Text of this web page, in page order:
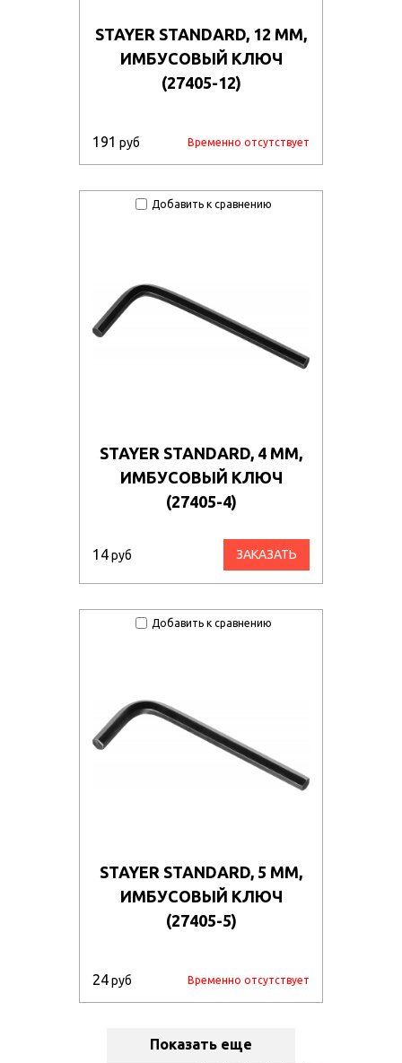
STAYER STANDARD, 12 ММ,
ИМБУСОВЫЙ КЛЮЧ
(27405-12)
191 руб Временно отсутствует
Добавить к сравнению
STAYER STANDARD, 4 ММ,
ИМБУСОВЫЙ КЛЮЧ
(27405-4)
14руб ЗАКАЗАТЬ
Добавить к сравнению
STAYER STANDARD, 5 ММ,
ИМБУСОВЫЙ КЛЮЧ
(27405-5)
24руб Временно отсутствует
Показать еще